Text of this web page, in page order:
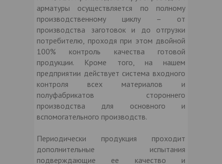
арматуры осуществляется по полному
производственному циклу – от
производства заготовок и до отгрузки
потребителю, проходя при этом двойной
100% контроль качества готовой
продукции. Кроме того, на нашем
предприятии действует система входного
контроля всех материалов и
полуфабрикатов стороннего
производства для основного и
вспомогательного производств.
Периодически продукция проходит
дополнительные испытания
подверждающие ее качество и